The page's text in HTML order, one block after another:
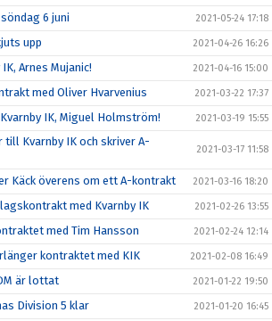
6 juni 2021-05-24 17:18
upp 2021-04-26 16:26
Arnes Mujanic! 2021-04-16 15:00
med Oliver Hvarvenius 2021-03-22 17:37
IK, Miguel Holmström! 2021-03-19 15:55
till Kvarnby IK och skriver A-
2021-03-17 11:58
Käck överens om ett A-kontrakt 2021-03-16 18:20
med Kvarnby IK 2021-02-26 13:55
med Tim Hansson 2021-02-24 12:14
kontraktet med KIK 2021-02-08 16:49
är lottat 2021-01-22 19:50
Division 5 klar 2021-01-20 16:45